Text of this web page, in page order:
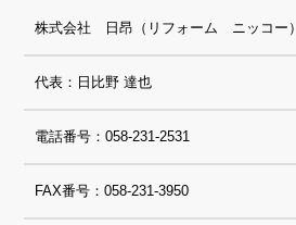
株式会社 日昂（リフォーム ニッコー）
代表：日比野 達也
電話番号：058-231-2531
FAX番号：058-231-3950